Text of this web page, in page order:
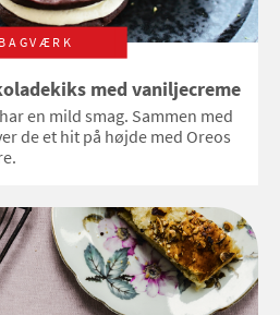
BAGVÆRK
med vaniljecreme
en mild smag. Sammen med
de et hit på højde med Oreos